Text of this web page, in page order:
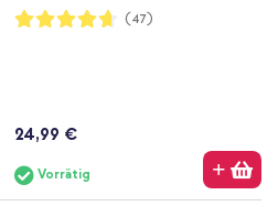
Bewertung:
93%
(47)
24,99 €
Vorrätig